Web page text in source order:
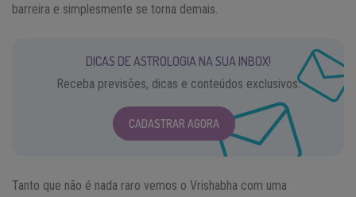
barreira e simplesmente se torna demais.
DICAS DE ASTROLOGIA NA SUA INBOX!
Receba previsões, dicas e conteúdos exclusivos.
CADASTRAR AGORA
Tanto que não é nada raro vemos o Vrishabha com uma